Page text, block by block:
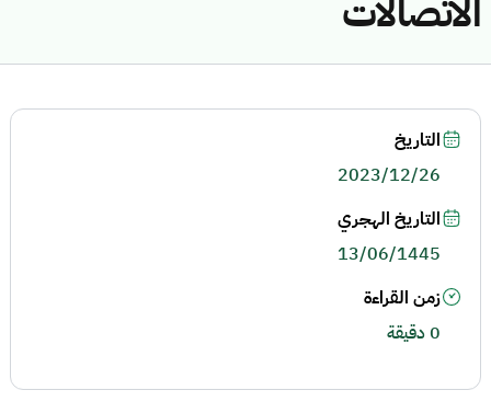
الاتصالات
التاريخ
2023/12/26
التاريخ الهجري
13/06/1445
زمن القراءة
0 دقيقة